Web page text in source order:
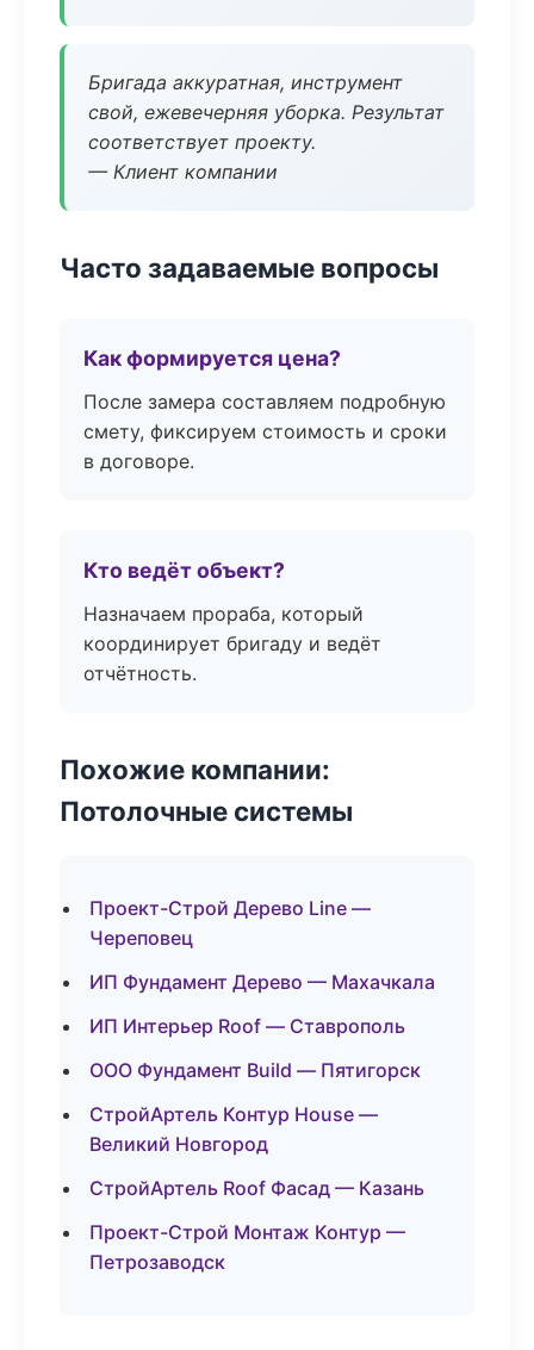
Бригада аккуратная, инструмент
свой, ежевечерняя уборка. Результат
соответствует проекту.
— Клиент компании
Часто задаваемые вопросы
Как формируется цена?
После замера составляем подробную
смету, фиксируем стоимость и сроки
в договоре.
Кто ведёт объект?
Назначаем прораба, который
координирует бригаду и ведёт
отчётность.
Похожие компании:
Потолочные системы
Проект-Строй Дерево Line —
Череповец
ИП Фундамент Дерево — Махачкала
ИП Интерьер Roof — Ставрополь
ООО Фундамент Build — Пятигорск
СтройАртель Контур House —
Великий Новгород
СтройАртель Roof Фасад — Казань
Проект-Строй Монтаж Контур —
Петрозаводск